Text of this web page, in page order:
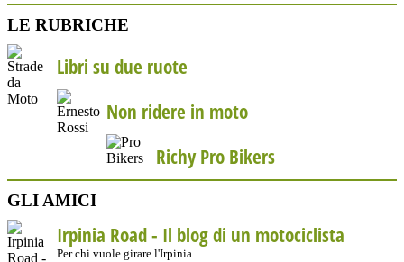
LE RUBRICHE
Libri su due ruote
Non ridere in moto
Richy Pro Bikers
GLI AMICI
Irpinia Road - Il blog di un motociclista
Per chi vuole girare l'Irpinia